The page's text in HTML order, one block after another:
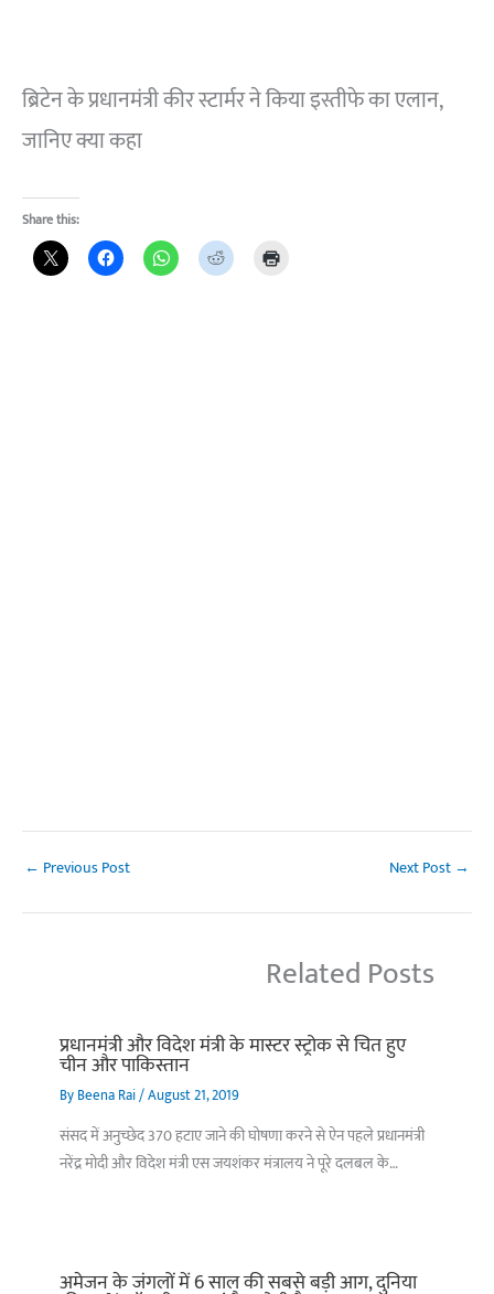
ब्रिटेन के प्रधानमंत्री कीर स्टार्मर ने किया इस्तीफे का एलान,
जानिए क्या कहा
Share this:
← Previous Post Next Post →
Related Posts
प्रधानमंत्री और विदेश मंत्री के मास्टर स्ट्रोक से चित हुए
चीन और पाकिस्तान
ByBeena Rai/August 21, 2019
संसद में अनुच्छेद 370 हटाए जाने की घोषणा करने से ऐन पहले प्रधानमंत्री
नरेंद्र मोदी और विदेश मंत्री एस जयशंकर मंत्रालय ने पूरे दलबल के…
अमेजन के जंगलों में 6 साल की सबसे बड़ी आग, दुनिया